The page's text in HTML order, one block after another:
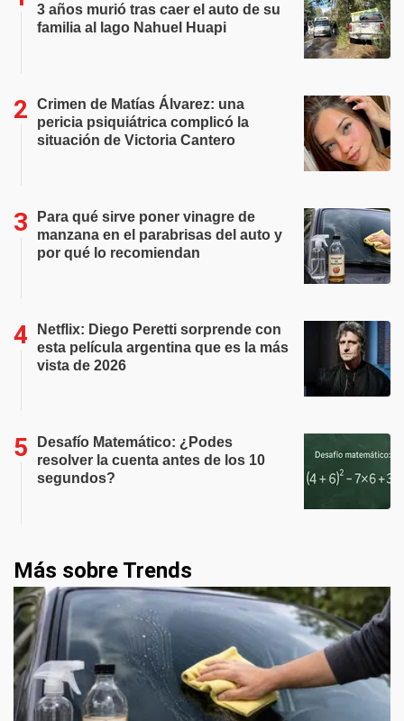
3 años murió tras caer el auto de su
familia al lago Nahuel Huapi
Crimen de Matías Álvarez: una
pericia psiquiátrica complicó la
situación de Victoria Cantero
Para qué sirve poner vinagre de
manzana en el parabrisas del auto y
por qué lo recomiendan
Netflix: Diego Peretti sorprende con
esta película argentina que es la más
vista de 2026
Desafío Matemático: ¿Podes
resolver la cuenta antes de los 10
segundos?
Más sobre Trends